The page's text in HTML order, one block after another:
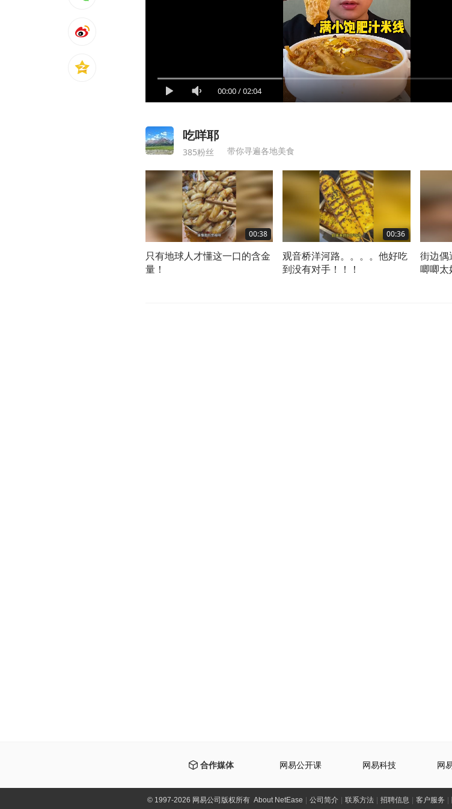
00:00/02:04
吃咩耶
385粉丝 带你寻遍各地美食
00:38
只有地球人才懂这一口的含金
量！
00:36
观音桥洋河路。。。。他好吃
到没有对手！！！
街边偶
唧唧太
合作媒体 网易公开课 网易科技 网
©1997-2026 网易公司版权所有 About NetEase 公司简介 联系方法 招聘信息 客户服务